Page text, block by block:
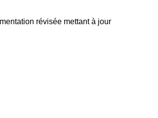
révisée mettant à jour